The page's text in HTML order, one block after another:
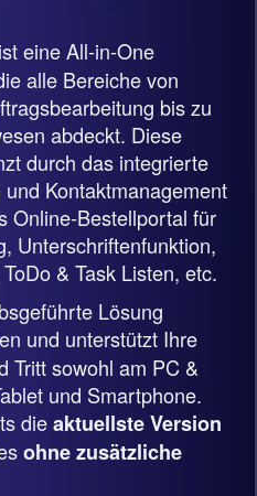
ist eine All-in-One
alle Bereiche von
bis zu
abdeckt. Diese
durch das integrierte
Kontaktmanagement
Online-Bestellportal für
Unterschriftenfunktion,
& Task Listen, etc.
Lösung
und unterstützt Ihre
Tritt sowohl am PC &
und Smartphone.
dieaktuellste Version
ohne zusätzliche